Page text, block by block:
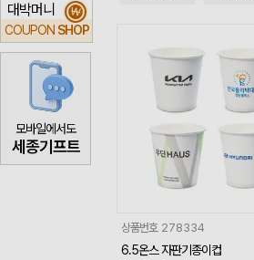
대박머니
COUPON SHOP
₩
모바일에서도
세종기프트
상품번호 278334
6.5온스 자판기종이컵